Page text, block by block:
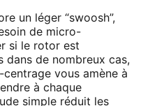
un léger “swoosh”,
de micro-
si le rotor est
dans de nombreux cas,
vous amène à
à chaque
simple réduit les